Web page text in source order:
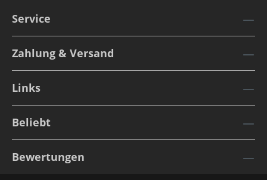
Service
Zahlung & Versand
Links
Beliebt
Bewertungen